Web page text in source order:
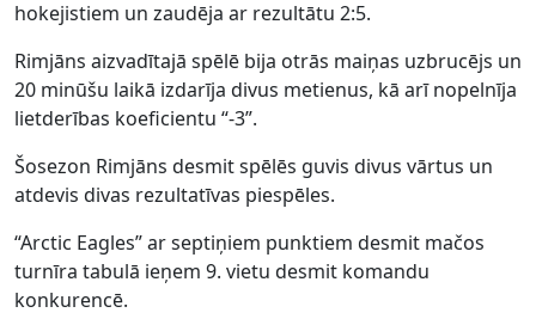
hokejistiem un zaudēja ar rezultātu 2:5.
Rimjāns aizvadītajā spēlē bija otrās maiņas uzbrucējs un
20 minūšu laikā izdarīja divus metienus, kā arī nopelnīja
lietderības koeficientu “-3”.
Šosezon Rimjāns desmit spēlēs guvis divus vārtus un
atdevis divas rezultatīvas piespēles.
“Arctic Eagles” ar septiņiem punktiem desmit mačos
turnīra tabulā ieņem 9. vietu desmit komandu
konkurencē.